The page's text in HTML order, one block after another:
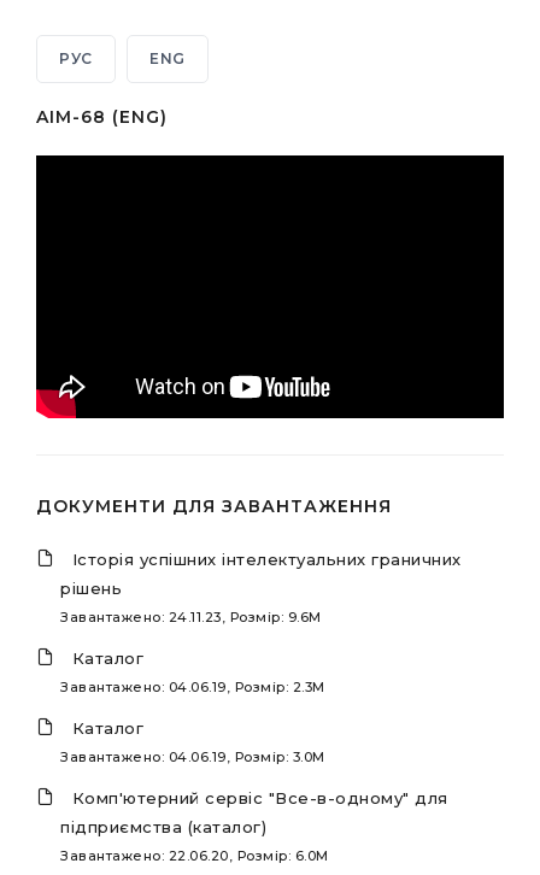
РУС ENG
AIM-68 (ENG)
ДОКУМЕНТИ ДЛЯ ЗАВАНТАЖЕННЯ
Історія успішних інтелектуальних граничних
рішень
Завантажено: 24.11.23, Розмір: 9.6M
Каталог
Завантажено: 04.06.19, Розмір: 2.3M
Каталог
Завантажено: 04.06.19, Розмір: 3.0M
Комп'ютерний сервіс "Все-в-одному" для
підприємства (каталог)
Завантажено: 22.06.20, Розмір: 6.0M